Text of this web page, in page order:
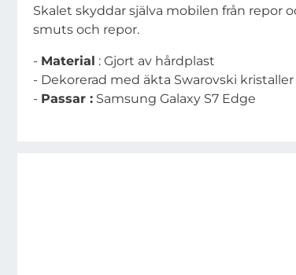
Skalet skyddar själva mobilen från repor
smuts och repor.
- Material : Gjort av hårdplast
- Dekorerad med äkta Swarovski kristaller
- Passar : Samsung Galaxy S7 Edge